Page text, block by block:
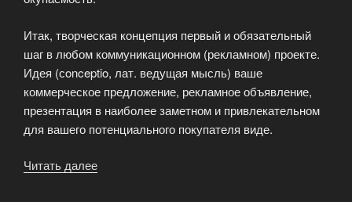
Итак, творческая концепция первый и обязательный
шаг в любом коммуникационном (рекламном) проекте.
Идея (сonceptio, лат. ведущая мысль) ваше
коммерческое предложение, рекламное объявление,
презентация в наиболее заметном и привлекательном
для вашего потенциального покупателя виде.
Читать далее